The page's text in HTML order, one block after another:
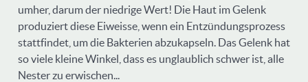
umher, darum der niedrige Wert! Die Haut im Gelenk
produziert diese Eiweisse, wenn ein Entzündungsprozess
stattfindet, um die Bakterien abzukapseln. Das Gelenk hat
so viele kleine Winkel, dass es unglaublich schwer ist, alle
Nester zu erwischen...